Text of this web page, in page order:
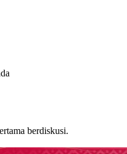
berdiskusi.